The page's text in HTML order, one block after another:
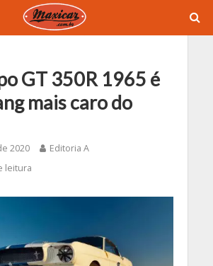
GT 350R 1965 é
mais caro do
2020
Editoria A
leitura